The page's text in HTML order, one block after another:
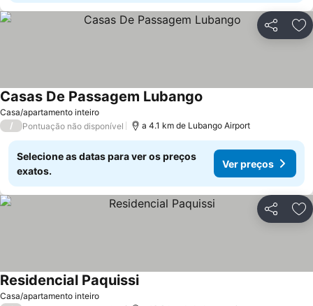
Partilhar
Casa/apartamento inteiro
Casas De Passagem Lubango
/ Pontuação não disponível a 4.1 km de Lubango Airport
Selecione as datas para ver os preços
exatos.
Ver preços
Partilhar
Casa/apartamento inteiro
Residencial PaquissiVer preços